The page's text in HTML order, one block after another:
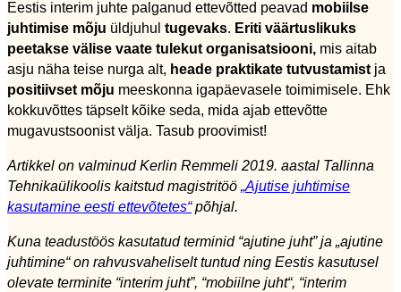
Eestis interim juhte palganud ettevõtted peavad mobiilse
juhtimise mõju üldjuhul tugevaks. Eriti väärtuslikuks
peetakse välise vaate tulekut organisatsiooni, mis aitab
asju näha teise nurga alt, heade praktikate tutvustamist ja
positiivset mõju meeskonna igapäevasele toimimisele. Ehk
kokkuvõttes täpselt kõike seda, mida ajab ettevõtte
mugavustsoonist välja. Tasub proovimist!
Artikkel on valminud Kerlin Remmeli 2019. aastal Tallinna
Tehnikaülikoolis kaitstud magistritöö „Ajutise juhtimise
kasutamine eesti ettevõtetes“põhjal.
Kuna teadustöös kasutatud terminid “ajutine juht” ja „ajutine
juhtimine“ on rahvusvaheliselt tuntud ning Eestis kasutusel
olevate terminite “interim juht”, “mobiilne juht“, “interim